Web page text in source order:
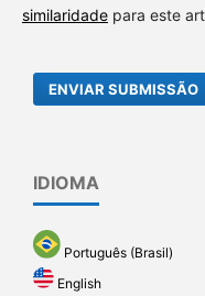
similaridadepara este
ENVIAR SUBMISSÃO
IDIOMA
Português (Brasil)
English